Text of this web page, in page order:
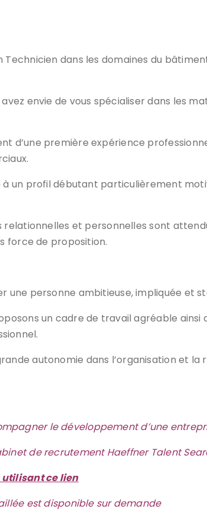
Technicien dans les domaines du
avez envie de vous spécialiser dans les
d’une première expérience
un profil débutant particulièrement
relationnelles et personnelles sont
force de proposition.
une personne ambitieuse, impliquée
un cadre de travail agréable
autonomie dans l’organisation et
le développement d’une
de recrutement Haeffner Talent
ce lien
est disponible sur demande